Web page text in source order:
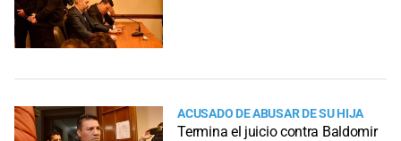
ACUSADO DE ABUSAR DE SU HIJA
Termina el juicio contra Baldomir